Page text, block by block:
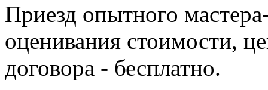
Приезд опытного
оценивания стоимости,
договора - бесплатно.